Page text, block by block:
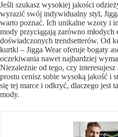
Jeśli szukasz wysokiej jakości
wyrazić swój indywidualny styl,
warto poznać. Ich unikalne wzory i
mody przyciągają zarówno młodych
doświadczonych trendsetterów. Od
kurtki – Jigga Wear oferuje bogaty
oczekiwania nawet najbardziej
Niezależnie od tego, czy
prostu cenisz sobie wysoką jakość i
się tej marce i odkryć, dlaczego jest
mody.